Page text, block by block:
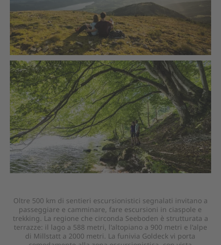
Oltre 500 km di sentieri escursionistici segnalati invitano a
passeggiare e camminare, fare escursioni in ciaspole e
trekking. La regione che circonda Seeboden è strutturata a
terrazze: il lago a 588 metri, l'altopiano a 900 metri e l'alpe
di Millstatt a 2000 metri. La funivia Goldeck vi porta